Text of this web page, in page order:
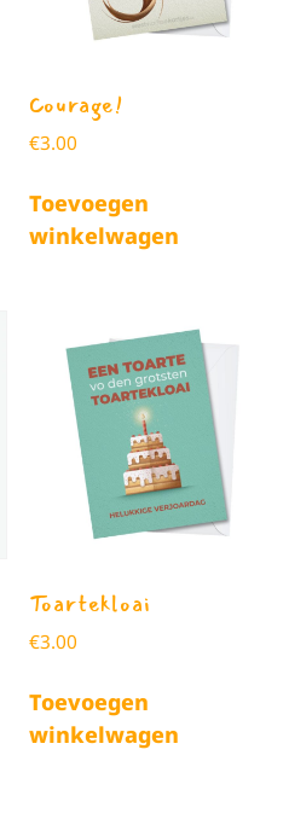
Courage!
€3.00
Toevoegen
winkelwagen
Toartekloai
€3.00
Toevoegen
winkelwagen